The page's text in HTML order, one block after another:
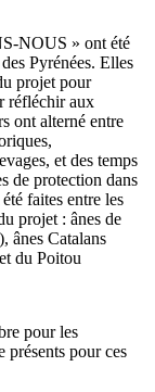
NOUS » ont été
Pyrénées. Elles
projet pour
réfléchir aux
ont alterné entre
et des temps
de protection dans
faites entre les
projet : ânes de
ânes Catalans
du Poitou
pour les
présents pour ces